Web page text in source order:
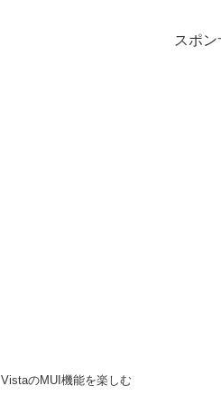
スポン
VistaのMUI機能を楽しむ